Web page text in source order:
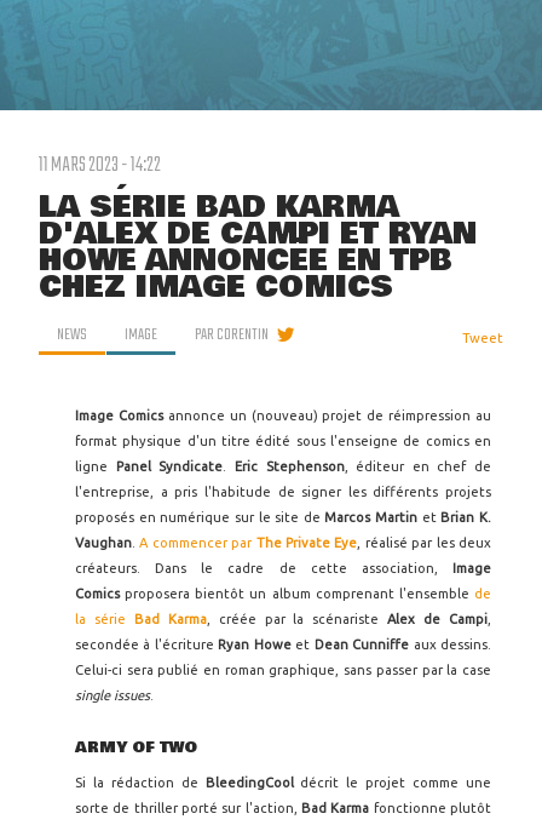
11 MARS 2023 - 14:22
LA SÉRIE BAD KARMA
D'ALEX DE CAMPI ET RYAN
HOWE ANNONCÉE EN TPB
CHEZ IMAGE COMICS
NEWS IMAGE PARCORENTIN Tweet
Image Comicsannonce un (nouveau) projet de réimpression au
format physique d'un titre édité sous l'enseigne de comics en
ligne
Panel Syndicate Eric Stephenson, éditeur en chef de
l'entreprise, a pris l'habitude de signer les différents projets
proposés en numérique sur le site deMarcos Martin et Brian K.
Vaughan .A commencer par The Private Eye , réalisé par les deux
créateurs. Dans le cadre de cette association, Image
Comicsproposera bientôt un album comprenant l'ensemble de
la série Bad Karma, créée par la scénaristeAlex de Campi
secondée à l'écriture Ryan Howeet Dean Cunniffe aux dessins.
Celui-ci sera publié en roman graphique, sans passer par la case
single issues.
ARMY OF TWO
Si la rédaction de BleedingCooldécrit le projet comme une
sorte de thriller porté sur l'action,
Bad Karma fonctionne plutôt